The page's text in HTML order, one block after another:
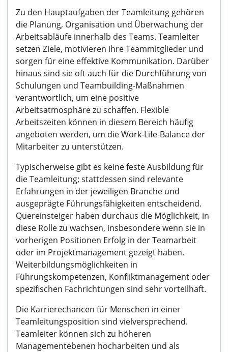
Zu den Hauptaufgaben der Teamleitung gehören
die Planung, Organisation und Überwachung der
Arbeitsabläufe innerhalb des Teams. Teamleiter
setzen Ziele, motivieren ihre Teammitglieder und
sorgen für eine effektive Kommunikation. Darüber
hinaus sind sie oft auch für die Durchführung von
Schulungen und Teambuilding-Maßnahmen
verantwortlich, um eine positive
Arbeitsatmosphäre zu schaffen. Flexible
Arbeitszeiten können in diesem Bereich häufig
angeboten werden, um die Work-Life-Balance der
Mitarbeiter zu unterstützen.
Typischerweise gibt es keine feste Ausbildung für
die Teamleitung; stattdessen sind relevante
Erfahrungen in der jeweiligen Branche und
ausgeprägte Führungsfähigkeiten entscheidend.
Quereinsteiger haben durchaus die Möglichkeit, in
diese Rolle zu wachsen, insbesondere wenn sie in
vorherigen Positionen Erfolg in der Teamarbeit
oder im Projektmanagement gezeigt haben.
Weiterbildungsmöglichkeiten in
Führungskompetenzen, Konfliktmanagement oder
spezifischen Fachrichtungen sind sehr vorteilhaft.
Die Karrierechancen für Menschen in einer
Teamleitungsposition sind vielversprechend.
Teamleiter können sich zu höheren
Managementebenen hocharbeiten und als